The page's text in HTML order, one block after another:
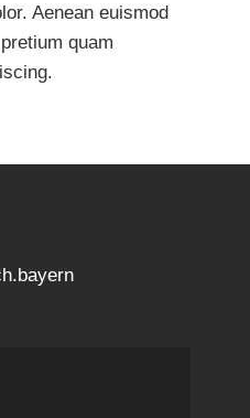
Aenean euismod
quam